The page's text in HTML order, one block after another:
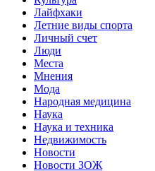
Лайфхаки
Летние виды спорта
Личный счет
Люди
Места
Мнения
Мода
Народная медицина
Наука
Наука и техника
Недвижимость
Новости
Новости ЗОЖ